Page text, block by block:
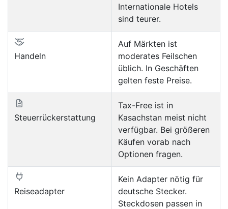
Internationale Hotels
sind teurer.
Handeln
Auf Märkten ist
moderates Feilschen
üblich. In Geschäften
gelten feste Preise.
Steuerrückerstattung
Tax-Free ist in
Kasachstan meist nicht
verfügbar. Bei größeren
Käufen vorab nach
Optionen fragen.
Reiseadapter
Kein Adapter nötig für
deutsche Stecker.
Steckdosen passen in